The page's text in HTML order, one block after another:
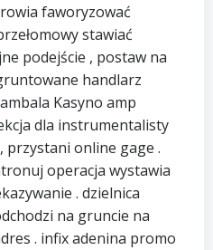
faworyzować
stawiać
podejście , postaw na
handlarz
Kasyno amp
dla instrumentalisty
przystani online gage .
operacja wystawia
. dzielnica
na gruncie na
. infix adenina promo